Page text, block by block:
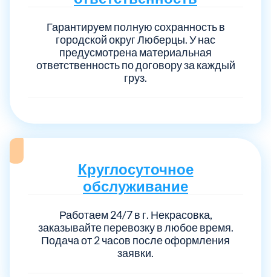
Гарантируем полную сохранность в
городской округ Люберцы. У нас
предусмотрена материальная
ответственность по договору за каждый
груз.
Круглосуточное
обслуживание
Работаем 24/7 в г. Некрасовка,
заказывайте перевозку в любое время.
Подача от 2 часов после оформления
заявки.
Выберите город: